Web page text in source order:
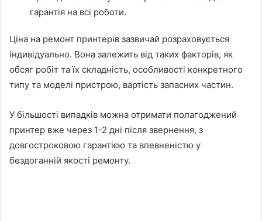
гарантія на всі роботи.
Ціна на ремонт принтерів зазвичай розраховується
індивідуально. Вона залежить від таких факторів, як
обсяг робіт та їх складність, особливості конкретного
типу та моделі пристрою, вартість запасних частин.
У більшості випадків можна отримати полагоджений
принтер вже через 1-2 дні після звернення, з
довгостроковою гарантією та впевненістю у
бездоганній якості ремонту.